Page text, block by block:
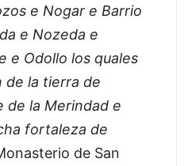
e Nogar e Barrio
e Nozeda e
e Odollo los quales
de la tierra de
de la Merindad e
fortaleza de
de San